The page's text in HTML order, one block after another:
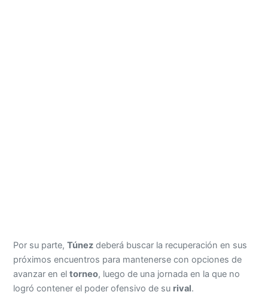
Por su parte,Túnez deberá buscar la recuperación en sus
próximos encuentros para mantenerse con opciones de
avanzar en eltorneo, luego de una jornada en la que no
logró contener el poder ofensivo de su rival.